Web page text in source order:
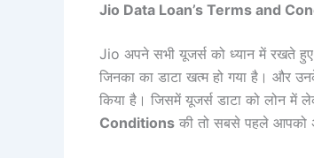
Jio Data Loan’s Terms and
Jio अपने सभी यूजर्स को ध्यान में रखते हुए
जिनका का डाटा खत्म हो गया है। और
किया है। जिसमें यूजर्स डाटा को लोन में
Conditions की तो सबसे पहले आपको